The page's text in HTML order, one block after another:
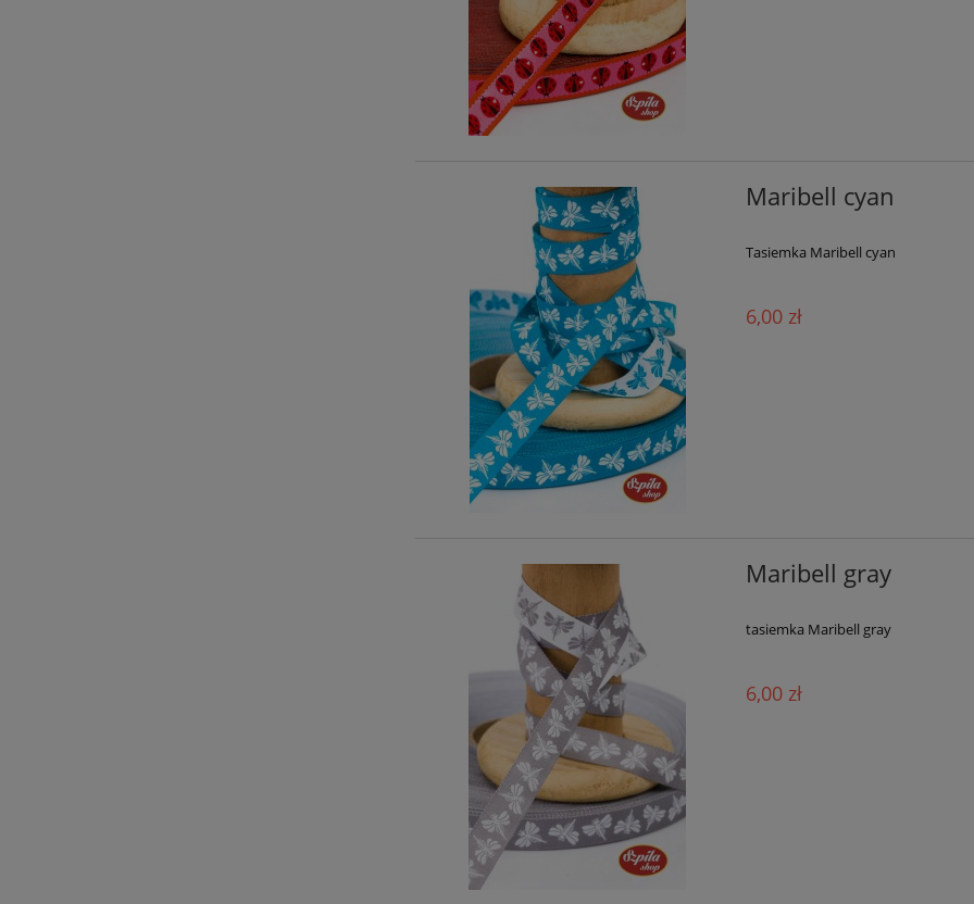
Maribell cyan
Tasiemka Maribell cyan
6,00 zł
Maribell gray
tasiemka Maribell gray
6,00 zł